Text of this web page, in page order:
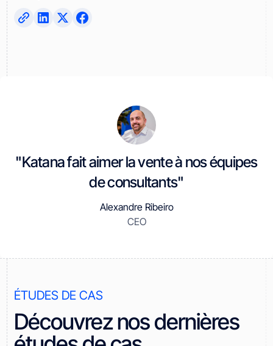
"Katana fait aimer la vente à nos équipes
de consultants"
Alexandre Ribeiro
CEO
ÉTUDES DE CAS
Découvrez nos dernières